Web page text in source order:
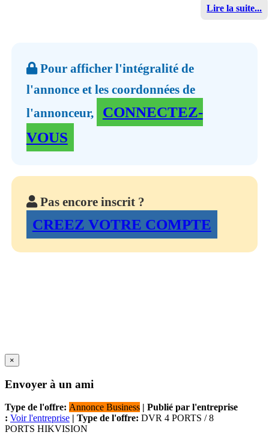
Lire la suite...
Pour afficher l'intégralité de
l'annonce et les coordonnées de
l'annonceur,
CONNECTEZ-
VOUS
Pas encore inscrit ?
CREEZ VOTRE COMPTE
×
Envoyer à un ami
Type de l'offre: Annonce Business | Publié par l'entreprise
: Voir l'entreprise | Type de l'offre: DVR 4 PORTS / 8
PORTS HIKVISION